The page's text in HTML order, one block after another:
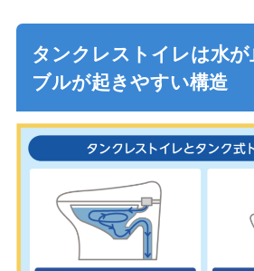
タンクレストイレは水
ブルが起きやすい構造